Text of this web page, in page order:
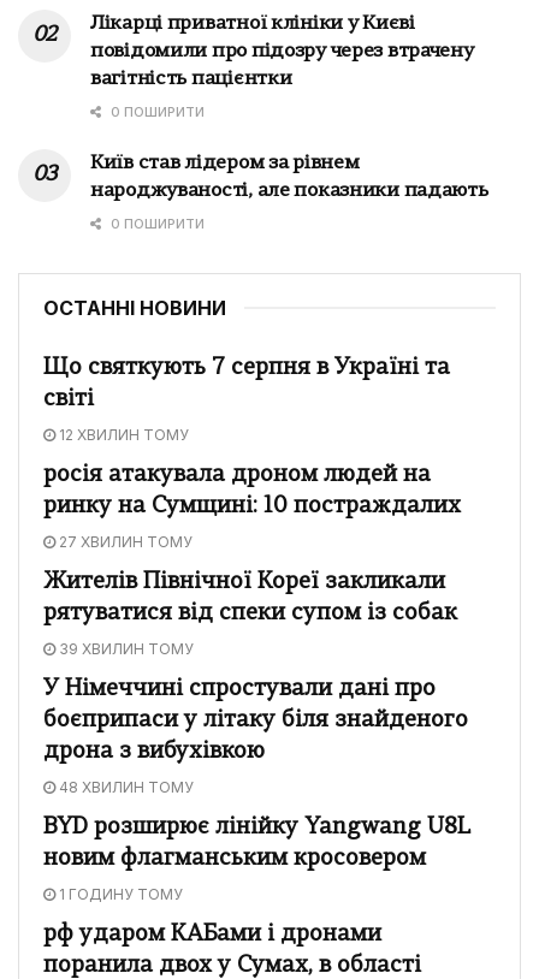
Лікарці приватної клініки у Києві
повідомили про підозру через втрачену
вагітність пацієнтки
0 ПОШИРИТИ
Київ став лідером за рівнем
народжуваності, але показники падають
0 ПОШИРИТИ
ОСТАННІ НОВИНИ
Що святкують 7 серпня в Україні та
світі
12 ХВИЛИН ТОМУ
росія атакувала дроном людей на
ринку на Сумщині: 10 постраждалих
27 ХВИЛИН ТОМУ
Жителів Північної Кореї закликали
рятуватися від спеки супом із собак
39 ХВИЛИН ТОМУ
У Німеччині спростували дані про
боєприпаси у літаку біля знайденого
дрона з вибухівкою
48 ХВИЛИН ТОМУ
BYD розширює лінійку Yangwang U8L
новим флагманським кросовером
1 ГОДИНУ ТОМУ
рф ударом КАБами і дронами
поранила двох у Сумах, в області